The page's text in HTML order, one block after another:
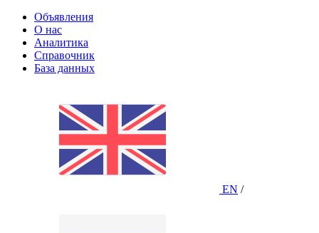
Объявления
О нас
Аналитика
Справочник
База данных
EN /